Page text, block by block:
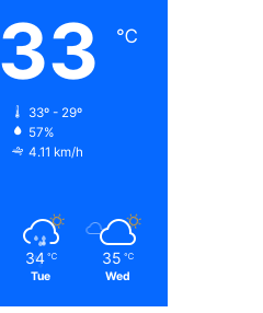
33 ℃
33º - 29º
57%
4.11 km/h
34 ℃
Tue
35 ℃
Wed